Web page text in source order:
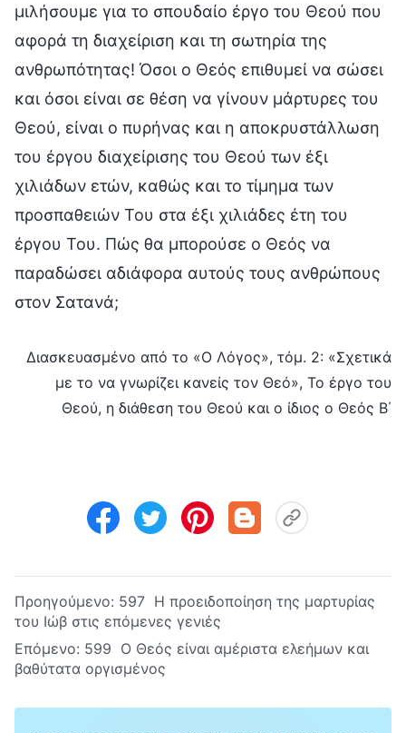
μιλήσουμε για το σπουδαίο έργο του Θεού που
αφορά τη διαχείριση και τη σωτηρία της
ανθρωπότητας! Όσοι ο Θεός επιθυμεί να σώσει
και όσοι είναι σε θέση να γίνουν μάρτυρες του
Θεού, είναι ο πυρήνας και η αποκρυστάλλωση
του έργου διαχείρισης του Θεού των έξι
χιλιάδων ετών, καθώς και το τίμημα των
προσπαθειών Του στα έξι χιλιάδες έτη του
έργου Του. Πώς θα μπορούσε ο Θεός να
παραδώσει αδιάφορα αυτούς τους ανθρώπους
στον Σατανά;
Διασκευασμένο από το «Ο Λόγος», τόμ. 2: «Σχετικά
με το να γνωρίζει κανείς τον Θεό», Το έργο του
Θεού, η διάθεση του Θεού και ο ίδιος ο Θεός Β΄
Προηγούμενο: 597 Η προειδοποίηση της μαρτυρίας
του Ιώβ στις επόμενες γενιές
Επόμενο: 599 Ο Θεός είναι αμέριστα ελεήμων και
βαθύτατα οργισμένος